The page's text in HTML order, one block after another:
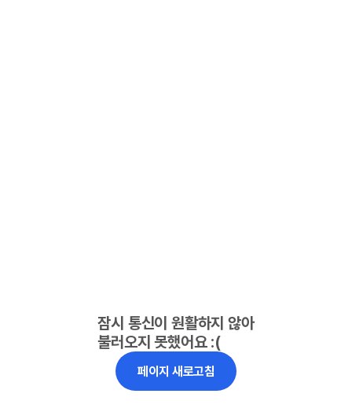
잠시 통신이 원활하지 않아
불러오지 못했어요 :(
페이지 새로고침